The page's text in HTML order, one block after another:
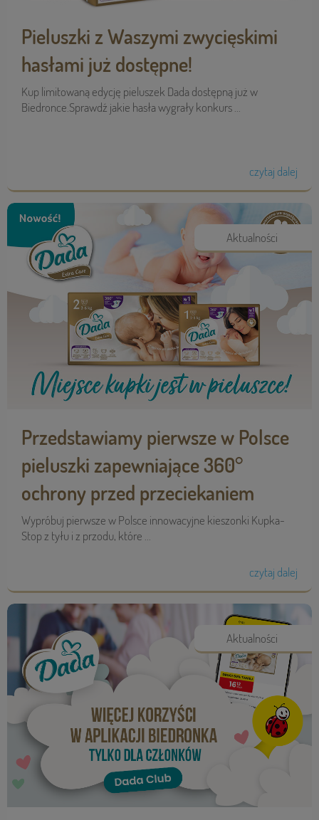
Pieluszki z Waszymi zwycięskimi
hasłami już dostępne!
Kup limitowaną edycję pieluszek Dada dostępną już w
Biedronce.Sprawdź jakie hasła wygrały konkurs ...
czytaj dalej
Aktualności
Przedstawiamy pierwsze w Polsce
pieluszki zapewniające 360°
ochrony przed przeciekaniem
Wypróbuj pierwsze w Polsce innowacyjne kieszonki Kupka-
Stop z tyłu i z przodu, które ...
czytaj dalej
Aktualności